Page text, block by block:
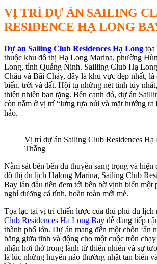
VỊ TRÍ DỰ ÁN SAILING
RESIDENCE HẠ LONG
Dự án Sailing Club Residences Hạ Long tọa
thuộc khu đô thị Hạ Long Marina, phường
Long, tỉnh Quảng Ninh. Sailling Club Hạ
Châu và Bãi Cháy, đây là khu vực đẹp nhất, là
biển, trời và đất. Hội tụ những nét tinh túy
thiên nhiên ban tặng. Bên cạnh đó, dự án
còn nằm ở vị trí “lưng tựa núi và mặt hướng ra
hảo.
Vị trí dự án Sailing Club Residences
Thắng
Nằm sát bên bến du thuyền sang trọng và hiện
đô thị du lịch Halong Marina, Sailing Club
Bay lần đầu tiên đem tới bên bờ vịnh biển một
nghỉ dưỡng cá tính, hoàn toàn mới mẻ.
Tọa lạc tại vị trí chiến lược của thủ phủ du lịch
Club Residences Ha Long Bay dễ dàng tiếp
thành phố lớn. Dự án mang đến một chốn ‘ẩn
bằng giữa tĩnh và động cho một cuộc trốn
nhận hơi thở trong lành từ thiên nhiên và sự
là lúc những huyên náo thường nhật tan biến